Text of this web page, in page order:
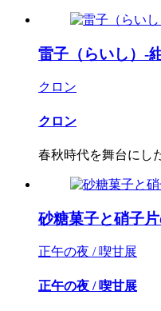
雷子（らいし）-
クロン
クロン
春秋時代を舞台にし
砂糖菓子と硝子
正午の夜 / 喫甘展
正午の夜 / 喫甘展